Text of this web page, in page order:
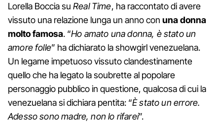
Lorella Boccia su Real Time, ha raccontato di avere
vissuto una relazione lunga un anno con una donna
molto famosa. “Ho amato una donna, è stato un
amore folle” ha dichiarato la showgirl venezuelana.
Un legame impetuoso vissuto clandestinamente
quello che ha legato la soubrette al popolare
personaggio pubblico in questione, qualcosa di cui la
venezuelana si dichiara pentita: “È stato un errore.
Adesso sono madre, non lo rifarei”.